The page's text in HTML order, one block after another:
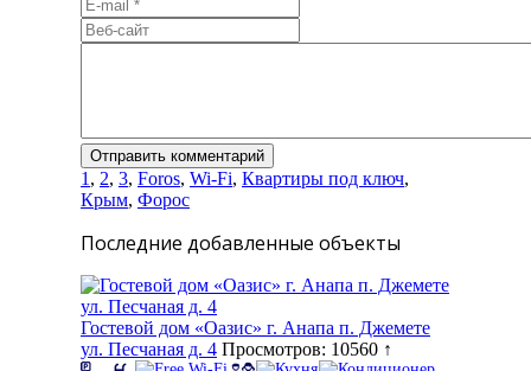
1 , 2, 3, Foros, Wi-Fi, Квартиры под ключ,
Крым, Форос
Последние добавленные объекты
Гостевой дом «Оазис» г. Анапа п. Джемете
ул. Песчаная д. 4 Просмотров: 10560 ↑